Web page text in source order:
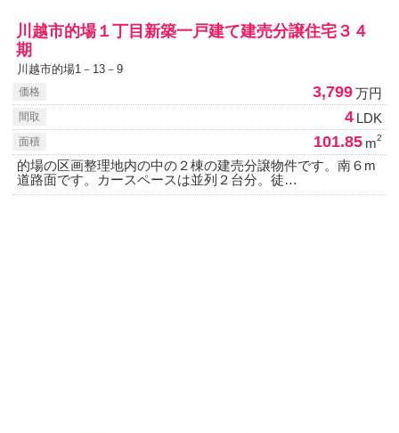
川越市的場１丁目新築一戸建て建売分譲住宅３４
期
川越市的場1－13－9
価格 3,799 万円
間取 4 LDK
面積 101.85 m2
的場の区画整理地内の中の２棟の建売分譲物件です。南６m
道路面です。カースペースは並列２台分。徒…